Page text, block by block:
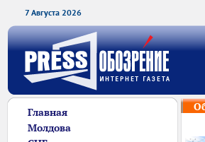
7 Августа 2026
Главная
Молдова